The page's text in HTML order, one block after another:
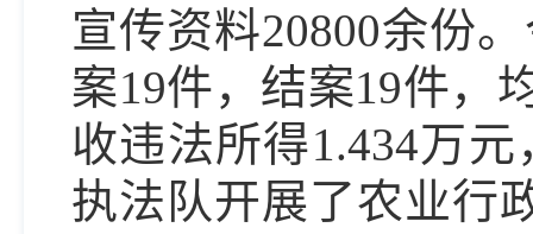
宣传资料20800余份
案19件，结案19件，
收违法所得1.434万
执法队开展了农业行